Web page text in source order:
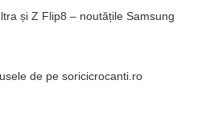
și Z Flip8 – noutățile Samsung
de pe soricicrocanti.ro